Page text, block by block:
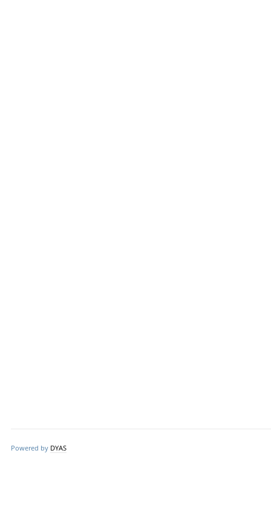
Powered by DYAS